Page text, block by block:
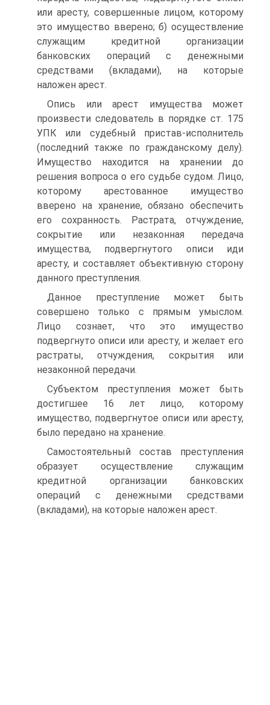
или аресту, совершенные лицом, которому
это имущество вверено; б) осуществление
служащим кредитной организации
банковских операций с денежными
средствами (вкладами), на которые
наложен арест.
Опись или арест имущества может
произвести следователь в порядке ст. 175
УПК или судебный пристав-исполнитель
(последний также по гражданскому делу).
Имущество находится на хранении до
решения вопроса о его судьбе судом. Лицо,
которому арестованное имущество
вверено на хранение, обязано обеспечить
его сохранность. Растрата, отчуждение,
сокрытие или незаконная передача
имущества, подвергнутого описи иди
аресту, и составляет объективную сторону
данного преступления.
Данное преступление может быть
совершено только с прямым умыслом.
Лицо сознает, что это имущество
подвергнуто описи или аресту, и желает его
растраты, отчуждения, сокрытия или
незаконной передачи.
Субъектом преступления может быть
достигшее 16 лет лицо, которому
имущество, подвергнутое описи или аресту,
было передано на хранение.
Самостоятельный состав преступления
образует осуществление служащим
кредитной организации банковских
операций с денежными средствами
(вкладами), на которые наложен арест.